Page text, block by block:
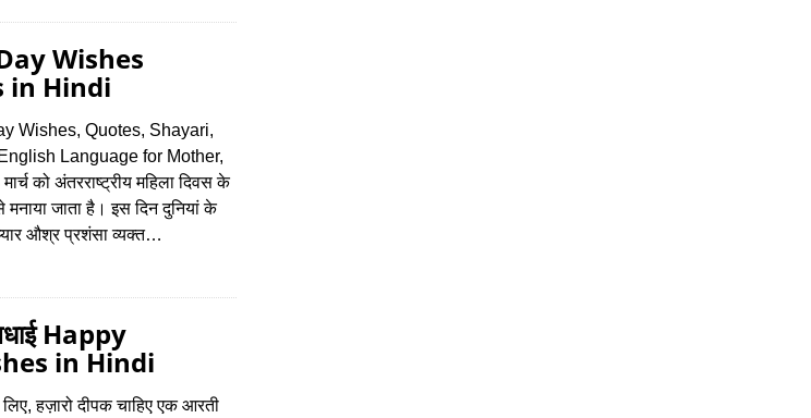
Wishes
in Hindi
Wishes, Quotes, Shayari,
Language for Mother,
को अंतरराष्‍ट्रीय महिला दिवस के
जाता है। इस दिन दुनियां के
प्‍यार औश्र प्रशंसा व्‍यक्‍त…
Happy
in Hindi
हज़ारो दीपक चाहिए एक आरती